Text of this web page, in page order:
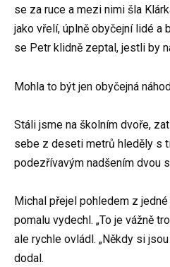
se za ruce a mezi nimi šla
jako vřelí, úplně obyčejní lidé a
se Petr klidně zeptal, jestli by
Mohla to být jen obyčejná
Stáli jsme na školním dvoře,
sebe z deseti metrů hleděly s
podezřívavým nadšením dvou
Michal přejel pohledem z
pomalu vydechl. „To je vážně
ale rychle ovládl. „Někdy si
dodal.